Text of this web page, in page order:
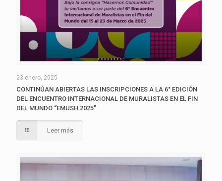
23 enero, 2025
CONTINÚAN ABIERTAS LAS INSCRIPCIONES A LA 6° EDICIÓN
DEL ENCUENTRO INTERNACIONAL DE MURALISTAS EN EL FIN
DEL MUNDO “EMUSH 2025”
Leer más